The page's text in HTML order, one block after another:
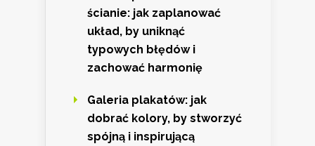
ścianie: jak zaplanować
układ, by uniknąć
typowych błędów i
zachować harmonię
Galeria plakatów: jak
dobrać kolory, by stworzyć
spójną i inspirującą